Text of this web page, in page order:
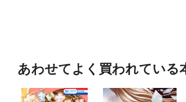
あわせてよく買われている